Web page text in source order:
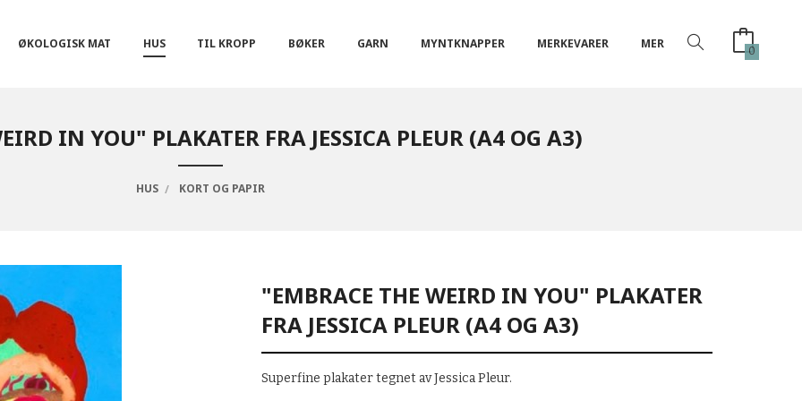
ØKOLOGISK MAT HUS TIL KROPP BØKER GARN MYNTKNAPPER MERKEVARER MER 0
IN YOU" PLAKATER FRA JESSICA PLEUR (A4 OG A3)
HUS KORT OG PAPIR
"EMBRACE THE WEIRD IN YOU" PLAKATER
FRA JESSICA PLEUR (A4 OG A3)
Superfine plakater tegnet av Jessica Pleur.